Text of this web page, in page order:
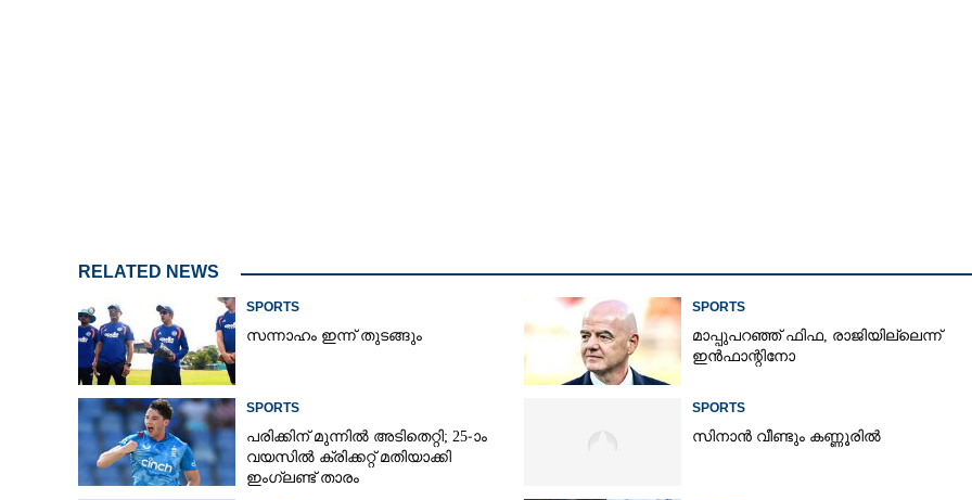
RELATED NEWS
SPORTS
സന്നാഹം ഇന്ന് തുടങ്ങും
SPORTS
മാപ്പുപറഞ്ഞ് ഫിഫ, രാജിയില്ലെന്ന്
ഇൻഫാന്റിനോ
SPORTS
പരിക്കിന് മുന്നിൽ അടിതെറ്റി; 25-ാം
വയസിൽ ക്രിക്കറ്റ് മതിയാക്കി
ഇംഗ്ലണ്ട് താരം
SPORTS
സിനാൻ വീണ്ടും കണ്ണൂരിൽ